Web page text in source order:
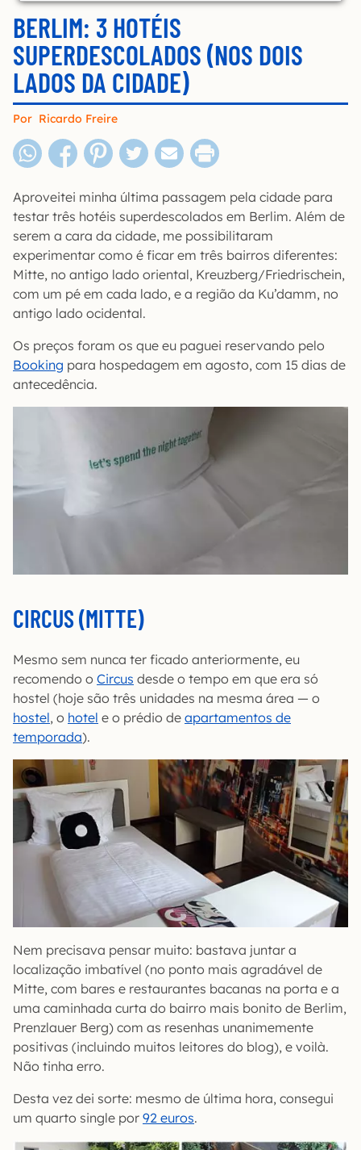
BERLIM: 3 HOTÉIS
SUPERDESCOLADOS (NOS DOIS
LADOS DA CIDADE)
Por Ricardo Freire
Aproveitei minha última passagem pela cidade para
testar três hotéis superdescolados em Berlim. Além de
serem a cara da cidade, me possibilitaram
experimentar como é ficar em três bairros diferentes:
Mitte, no antigo lado oriental, Kreuzberg/Friedrischein,
com um pé em cada lado, e a região da Ku’damm, no
antigo lado ocidental.
Os preços foram os que eu paguei reservando pelo
Booking para hospedagem em agosto, com 15 dias de
antecedência.
CIRCUS (MITTE)
Mesmo sem nunca ter ficado anteriormente, eu
recomendo o Circus desde o tempo em que era só
hostel (hoje são três unidades na mesma área — o
hostel, o hotel e o prédio de apartamentos de
temporada).
Nem precisava pensar muito: bastava juntar a
localização imbatível (no ponto mais agradável de
Mitte, com bares e restaurantes bacanas na porta e a
uma caminhada curta do bairro mais bonito de Berlim,
Prenzlauer Berg) com as resenhas unanimemente
positivas (incluindo muitos leitores do blog), e voilà.
Não tinha erro.
Desta vez dei sorte: mesmo de última hora, consegui
um quarto single por 92 euros.